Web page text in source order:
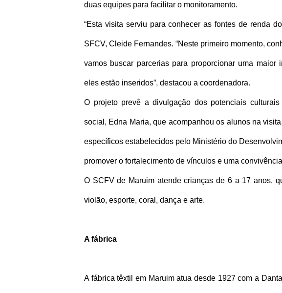
duas equipes para facilitar o monitoramento.
“Esta visita serviu para conhecer as fontes de renda
SFCV, Cleide Fernandes. “Neste primeiro momento,
vamos buscar parcerias para proporcionar uma
eles estão inseridos”, destacou a coordenadora.
O projeto prevê a divulgação dos potenciais
social, Edna Maria, que acompanhou os alunos na
específicos estabelecidos pelo Ministério do
promover o fortalecimento de vínculos e uma
O SCFV de Maruim atende crianças de 6 a 17 anos,
violão, esporte, coral, dança e arte.
A fábrica
A fábrica têxtil em Maruim atua desde 1927 com a